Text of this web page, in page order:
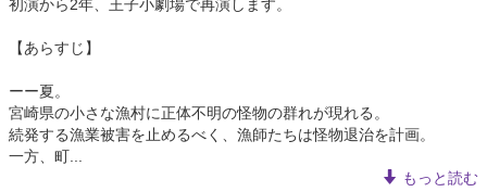
初演から2年、王子小劇場で再演します。
【あらすじ】
ーー夏。
宮崎県の小さな漁村に正体不明の怪物の群れが現れる。
続発する漁業被害を止めるべく、漁師たちは怪物退治を計画。
一方、町...
もっと読む